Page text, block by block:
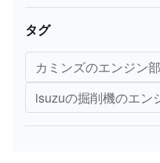
タグ
カミンズのエンジン
isuzuの掘削機のエン